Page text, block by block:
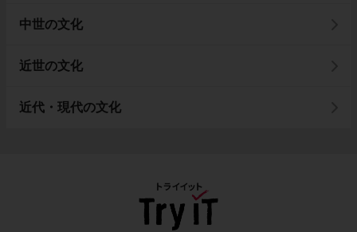
中世の文化
近世の文化
近代・現代の文化